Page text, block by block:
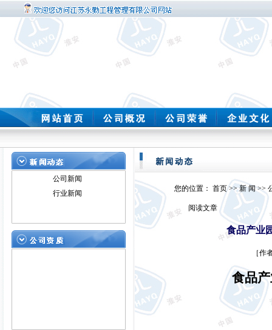
公司新闻
行业新闻
您的位置： 首页>>新 闻>>
阅读文章
食品产业
［作
食品